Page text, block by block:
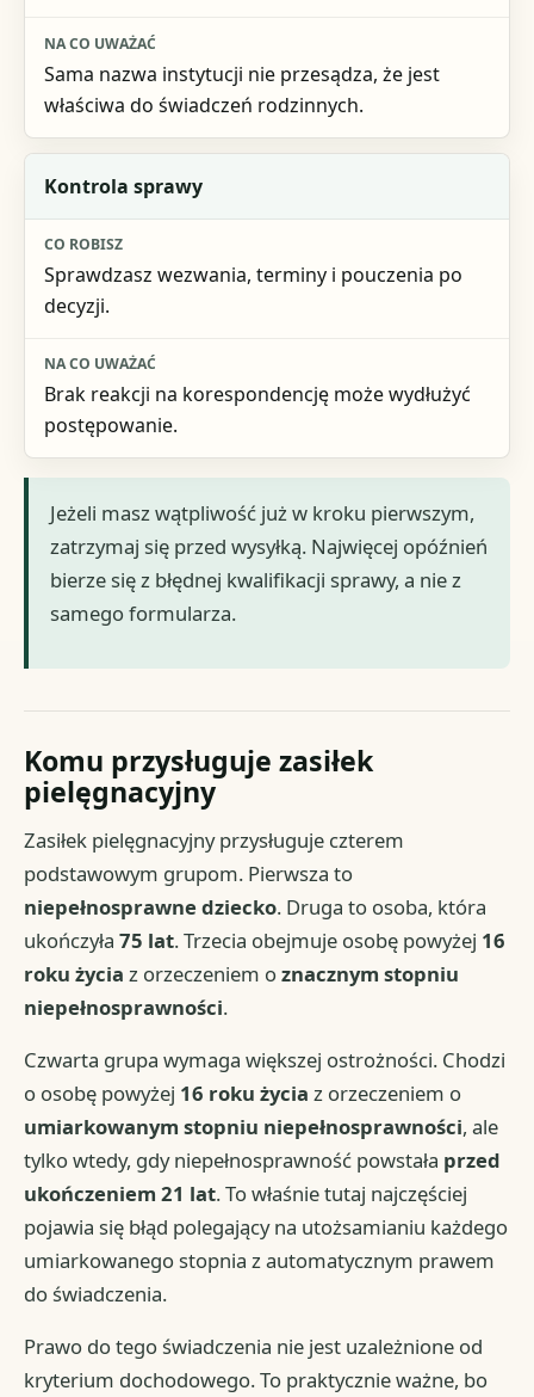
Sama nazwa instytucji nie przesądza, że jest
właściwa do świadczeń rodzinnych.
Kontrola sprawy
Sprawdzasz wezwania, terminy i pouczenia po
decyzji.
Brak reakcji na korespondencję może wydłużyć
postępowanie.
Jeżeli masz wątpliwość już w kroku pierwszym,
zatrzymaj się przed wysyłką. Najwięcej opóźnień
bierze się z błędnej kwalifikacji sprawy, a nie z
samego formularza.
Komu przysługuje zasiłek
pielęgnacyjny
Zasiłek pielęgnacyjny przysługuje czterem
podstawowym grupom. Pierwsza to
niepełnosprawne dziecko. Druga to osoba, która
ukończyła75 lat. Trzecia obejmuje osobę powyżej 16
roku życia z orzeczeniem oznacznym stopniu
niepełnosprawności.
Czwarta grupa wymaga większej ostrożności. Chodzi
o osobę powyżej 16 roku życia z orzeczeniem o
umiarkowanym stopniu niepełnosprawności, ale
tylko wtedy, gdy niepełnosprawność powstała przed
ukończeniem 21 lat. To właśnie tutaj najczęściej
pojawia się błąd polegający na utożsamianiu każdego
umiarkowanego stopnia z automatycznym prawem
do świadczenia.
Prawo do tego świadczenia nie jest uzależnione od
kryterium dochodowego. To praktycznie ważne, bo